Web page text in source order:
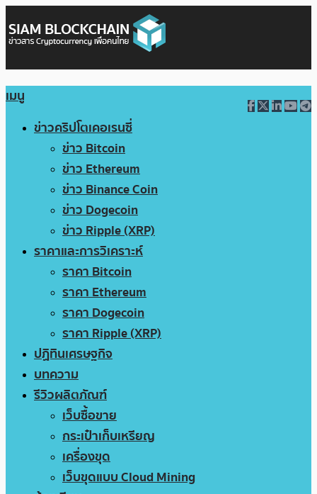
เมนู
ข่าวคริปโตเคอเรนซี่
ข่าว Bitcoin
ข่าว Ethereum
ข่าว Binance Coin
ข่าว Dogecoin
ข่าว Ripple (XRP)
ราคาและการวิเคราะห์
ราคา Bitcoin
ราคา Ethereum
ราคา Dogecoin
ราคา Ripple (XRP)
ปฏิทินเศรษฐกิจ
บทความ
รีวิวผลิตภัณฑ์
เว็บซื้อขาย
กระเป๋าเก็บเหรียญ
เครื่องขุด
เว็บขุดแบบ Cloud Mining